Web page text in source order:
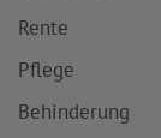
Rente
Pflege
Behinderung